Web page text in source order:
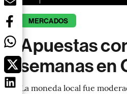
MERCADOS
Apuestas
semanas en
La moneda local fue